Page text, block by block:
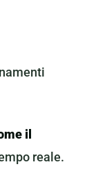
il
reale.